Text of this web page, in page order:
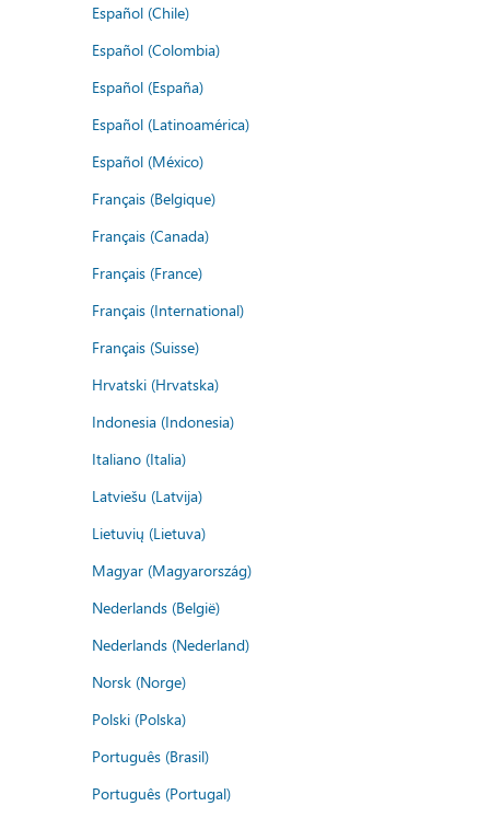
Español (Chile)
Español (Colombia)
Español (España)
Español (Latinoamérica)
Español (México)
Français (Belgique)
Français (Canada)
Français (France)
Français (International)
Français (Suisse)
Hrvatski (Hrvatska)
Indonesia (Indonesia)
Italiano (Italia)
Latviešu (Latvija)
Lietuvių (Lietuva)
Magyar (Magyarország)
Nederlands (België)
Nederlands (Nederland)
Norsk (Norge)
Polski (Polska)
Português (Brasil)
Português (Portugal)